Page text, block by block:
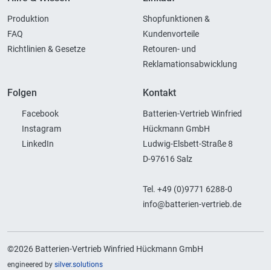
Produktion
FAQ
Richtlinien & Gesetze
Shopfunktionen &
Kundenvorteile
Retouren- und
Reklamationsabwicklung
Folgen
Facebook
Instagram
LinkedIn
Kontakt
Batterien-Vertrieb Winfried
Hückmann GmbH
Ludwig-Elsbett-Straße 8
D-97616 Salz
Tel. +49 (0)9771 6288-0
info@batterien-vertrieb.de
©2026 Batterien-Vertrieb Winfried Hückmann GmbH
engineered by silver.solutions